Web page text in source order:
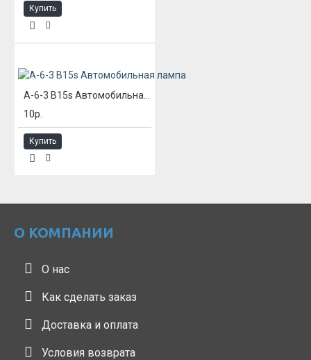
Купить
10р.
Купить
О КОМПАНИИ
О нас
Как сделать заказ
Доставка и оплата
Условия возврата